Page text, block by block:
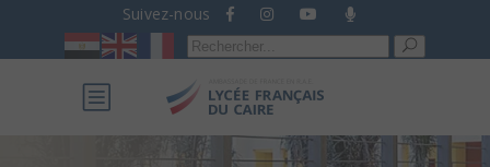
Suivez-nous
Recherche
pour :